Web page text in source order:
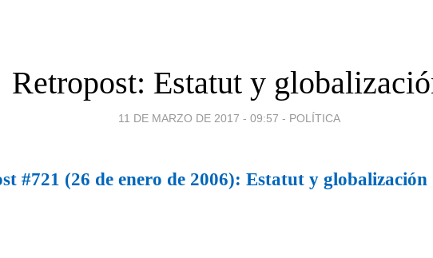
Retropost: Estatut y
11 DE MARZO DE 2017 - 09:57 - POLÍTICA
#721 (26 de enero de 2006): Estatut y globalización